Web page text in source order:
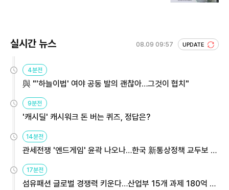
실시간 뉴스 08.09 09:57 UPDATE
4분전
與 "'하늘이법' 여야 공동 발의 괜찮아…그것이 협치"
9분전
'캐시딜' 캐시워크 돈 버는 퀴즈, 정답은?
14분전
관세전쟁 '엔드게임' 윤곽 나오나…한국 新통상정책 교두보 활
17분전
섬유패션 글로벌 경쟁력 키운다…산업부 15개 과제 180억 지